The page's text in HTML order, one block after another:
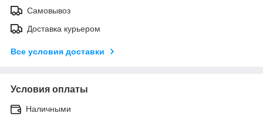
Самовывоз
Доставка курьером
Все условия доставки
Условия оплаты
Наличными